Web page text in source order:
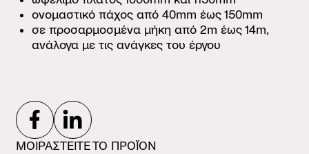
ονομαστικό πάχος από 40mm έως 150mm
σε προσαρμοσμένα μήκη από 2m έως 14m,
ανάλογα με τις ανάγκες του έργου
ΜΟΙΡΑΣΤΕΙΤΕ ΤΟ ΠΡΟΪΟΝ